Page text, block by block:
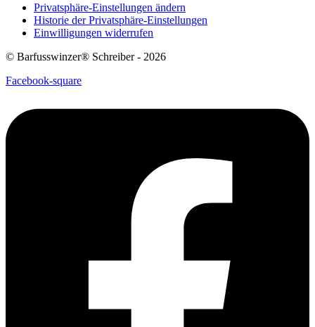
Privatsphäre-Einstellungen ändern
Historie der Privatsphäre-Einstellungen
Einwilligungen widerrufen
© Barfusswinzer® Schreiber - 2026
Facebook-square